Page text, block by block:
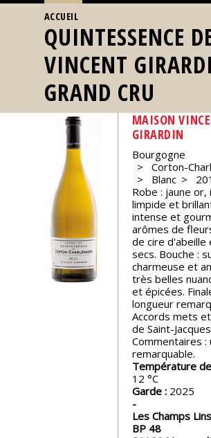
À
une
Reportages
Nos
événements
Spiritueux
de
dégustation
VOUS ÊTES ICI
ACCUEIL
QUINTESSENCE
VINCENT
GRAND CRU
MAISON
GIRARDIN
Bourgogne
Corton-
Blanc
Robe : jaune or,
limpide et
intense et
arômes de
de cire d'abeille
secs. Bouche :
charmeuse et
très belles
et épicées.
longueur
Accords mets
de Saint-
Commentaires :
remarquable.
Température
12
Garde : 2025
Les Champs Lins
BP 48